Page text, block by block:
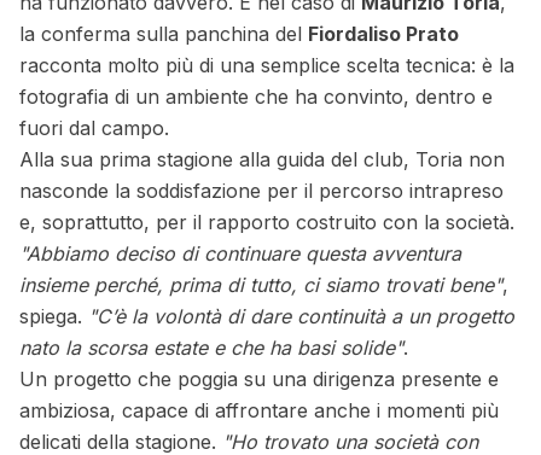
la conferma sulla panchina del Fiordaliso Prato
racconta molto più di una semplice scelta tecnica: è la
fotografia di un ambiente che ha convinto, dentro e
fuori dal campo.
Alla sua prima stagione alla guida del club, Toria non
nasconde la soddisfazione per il percorso intrapreso
e, soprattutto, per il rapporto costruito con la società.
"Abbiamo deciso di continuare questa avventura
insieme perché, prima di tutto, ci siamo trovati bene",
spiega. "C’è la volontà di dare continuità a un progetto
nato la scorsa estate e che ha basi solide".
Un progetto che poggia su una dirigenza presente e
ambiziosa, capace di affrontare anche i momenti più
delicati della stagione. "Ho trovato una società con